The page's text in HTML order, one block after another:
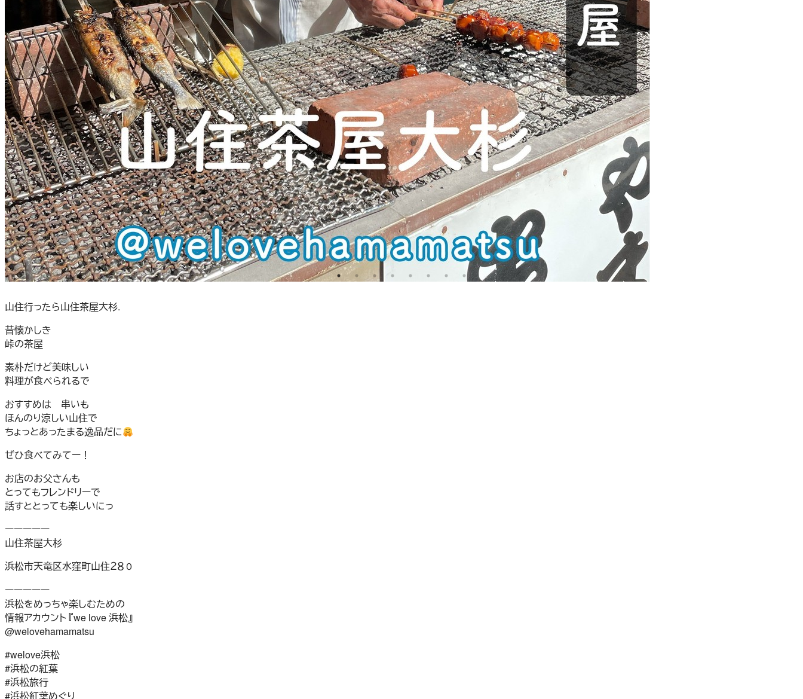
山住行ったら山住茶屋大杉.
昔懐かしき
峠の茶屋
素朴だけど美味しい
料理が食べられるで
おすすめは 串いも
ほんのり涼しい山住で
ちょっとあったまる逸品だに
ぜひ食べてみてー！
お店のお父さんも
とってもフレンドリーで
話すととっても楽しいにっ
ーーーーー
山住茶屋大杉
浜松市天竜区水窪町山住２８０
ーーーーー
浜松をめっちゃ楽しむための
情報アカウント 『we love 浜松』
@welovehamamatsu
#welove浜松
#浜松の紅葉
#浜松旅行
#浜松紅葉めぐり